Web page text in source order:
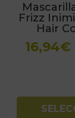
Frizz
Hair
16,94€
pueden
elegir
en
producto